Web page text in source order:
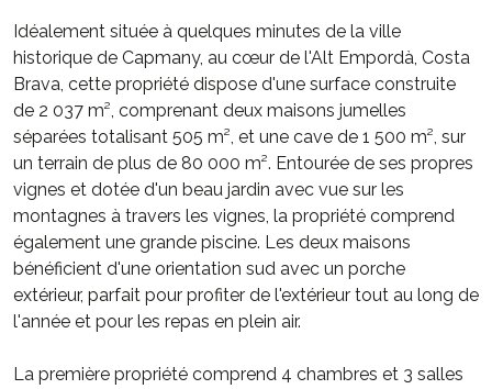
Idéalement située à quelques minutes de la ville
historique de Capmany, au cœur de l'Alt Empordà, Costa
Brava, cette propriété dispose d'une surface construite
de 2 037 m², comprenant deux maisons jumelles
séparées totalisant 505 m², et une cave de 1 500 m², sur
un terrain de plus de 80 000 m². Entourée de ses propres
vignes et dotée d'un beau jardin avec vue sur les
montagnes à travers les vignes, la propriété comprend
également une grande piscine. Les deux maisons
bénéficient d'une orientation sud avec un porche
extérieur, parfait pour profiter de l'extérieur tout au long de
l'année et pour les repas en plein air.
La première propriété comprend 4 chambres et 3 salles